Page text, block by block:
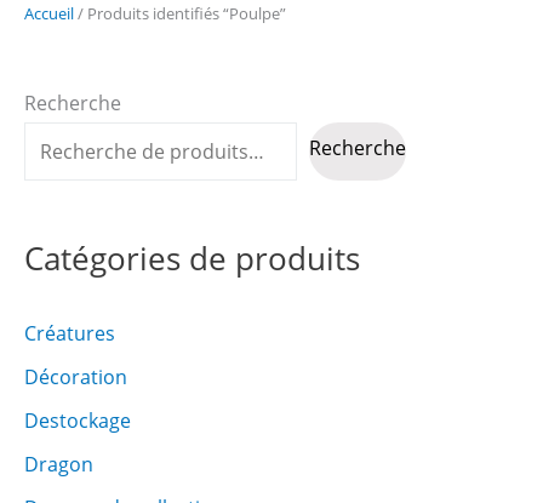
Accueil/ Produits identifiés “Poulpe”
Recherche
Recherche
Catégories de produits
Créatures
Décoration
Destockage
Dragon